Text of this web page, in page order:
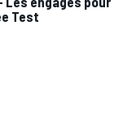
Test